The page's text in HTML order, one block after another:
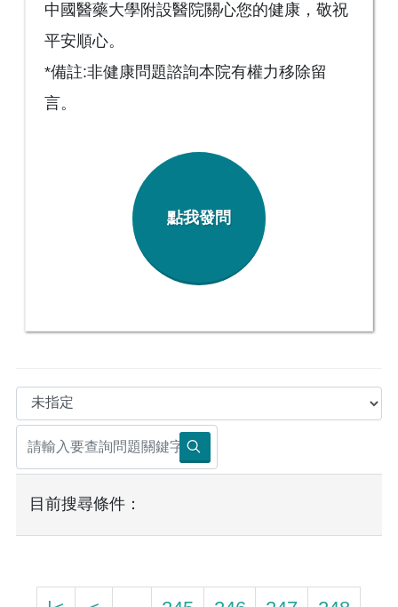
中國醫藥大學附設醫院關心您的健康，敬祝
平安順心。
*備註:非健康問題諮詢本院有權力移除留
言。
點我發問
目前搜尋條件：